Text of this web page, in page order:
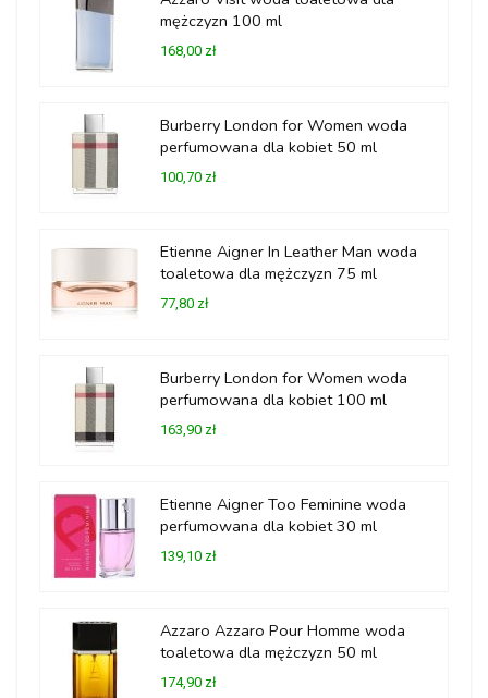
mężczyzn 100 ml
168,00 zł
Burberry London for Women woda
perfumowana dla kobiet 50 ml
100,70 zł
Etienne Aigner In Leather Man woda
toaletowa dla mężczyzn 75 ml
77,80 zł
Burberry London for Women woda
perfumowana dla kobiet 100 ml
163,90 zł
Etienne Aigner Too Feminine woda
perfumowana dla kobiet 30 ml
139,10 zł
Azzaro Azzaro Pour Homme woda
toaletowa dla mężczyzn 50 ml
174,90 zł